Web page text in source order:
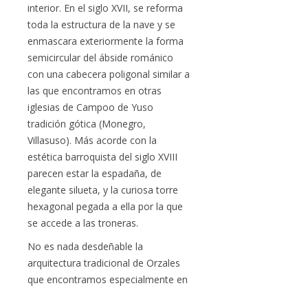
interior. En el siglo XVII, se reforma
toda la estructura de la nave y se
enmascara exteriormente la forma
semicircular del ábside románico
con una cabecera poligonal similar a
las que encontramos en otras
iglesias de Campoo de Yuso
tradición gótica (Monegro,
Villasuso). Más acorde con la
estética barroquista del siglo XVIII
parecen estar la espadaña, de
elegante silueta, y la curiosa torre
hexagonal pegada a ella por la que
se accede a las troneras.
No es nada desdeñable la
arquitectura tradicional de Orzales
que encontramos especialmente en